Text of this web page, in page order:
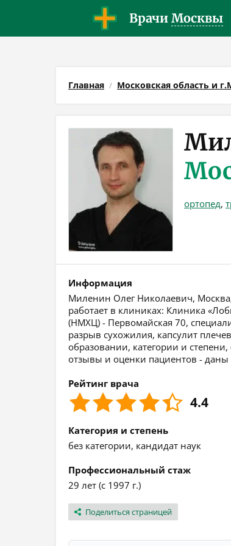
Врачи Москвы
Главная Московская область и
ортопед,
Информация
Миленин Олег Николаевич,
работает в клиниках: Клиника
(НМХЦ) - Первомайская 70,
разрыв сухожилия, капсулит
образовании, категории и
отзывы и оценки пациентов -
Рейтинг врача
4.4
Категория и степень
без категории, кандидат наук
Профессиональный стаж
29 лет (с 1997 г.)
Поделиться страницей